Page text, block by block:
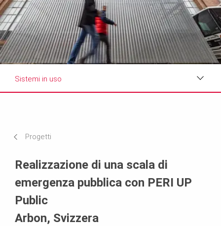
Sistemi in uso
Progetti
Realizzazione di una scala di
emergenza pubblica con PERI UP
Public
Arbon, Svizzera